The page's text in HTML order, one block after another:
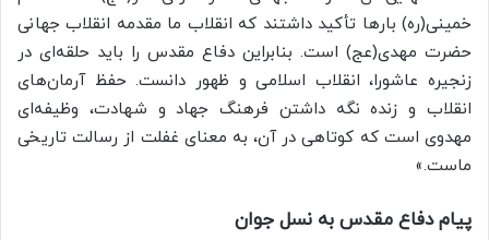
خمینی(ره) بارها تأکید داشتند که انقلاب ما مقدمه انقلاب جهانی
حضرت مهدی(عج) است. بنابراین دفاع مقدس را باید حلقه‌ای در
زنجیره عاشورا، انقلاب اسلامی و ظهور دانست. حفظ آرمان‌های
انقلاب و زنده نگه داشتن فرهنگ جهاد و شهادت، وظیفه‌ای
مهدوی است که کوتاهی در آن، به معنای غفلت از رسالت تاریخی
ماست.»
پیام دفاع مقدس به نسل جوان